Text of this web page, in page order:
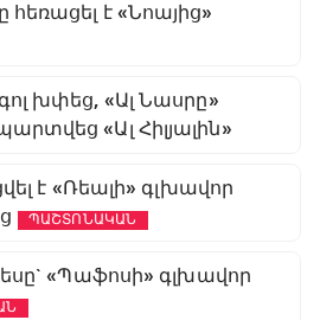
հեռացել է «Նոայից»
խփեց, «Ալ Նասրը»
«Ալ Հիլյալին»
է «Ռեալի» գլխավոր
ՊԱՇՏՈՆԱԿԱՆ
«Պաֆոսի» գլխավոր